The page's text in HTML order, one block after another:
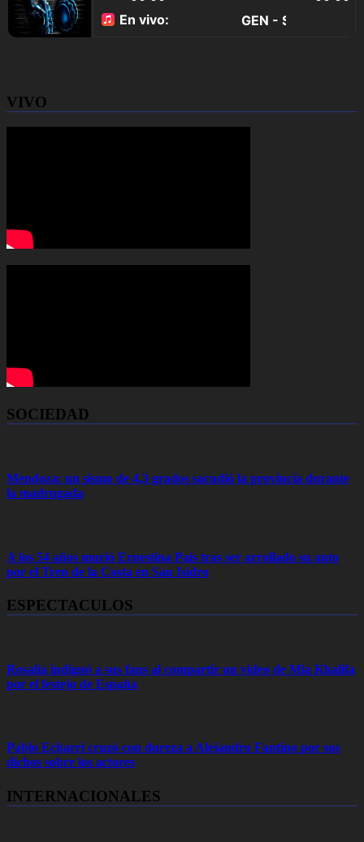
VIVO
SOCIEDAD
Mendoza: un sismo de 4,3 grados sacudió la provincia durante
la madrugada
A los 54 años murió Ernestina Pais tras ser arrollado su auto
por el Tren de la Costa en San Isidro
ESPECTACULOS
Rosalía indignó a sus fans al compartir un video de Mia Khalifa
por el festejo de España
Pablo Echarri cruzó con dureza a Alejandro Fantino por sus
dichos sobre los actores
INTERNACIONALES